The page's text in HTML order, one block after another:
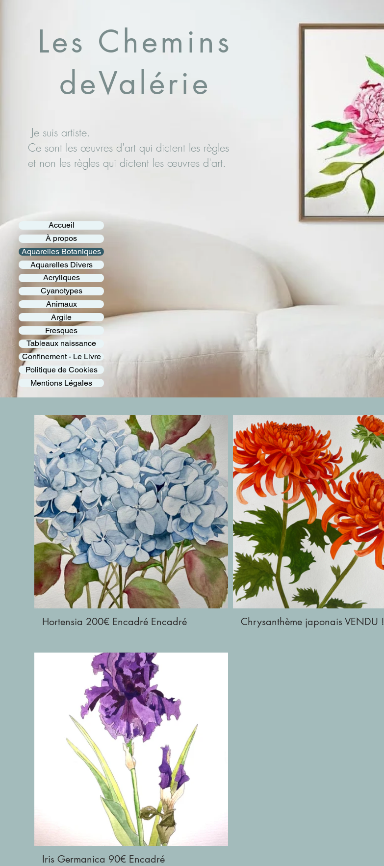
Les Chemins
deValérie
Je suis artiste.
Ce sont les œuvres d'art qui dictent les règles
et non les règles qui dictent les œuvres d'art.
Accueil
À propos
Aquarelles Botaniques
Aquarelles Divers
Acryliques
Cyanotypes
Animaux
Argile
Fresques
Tableaux naissance
Confinement - Le Livre
Politique de Cookies
Mentions Légales
Hortensia 200€ Encadré Encadré Chrysanthème japonais VENDU !
Iris Germanica 90€ Encadré